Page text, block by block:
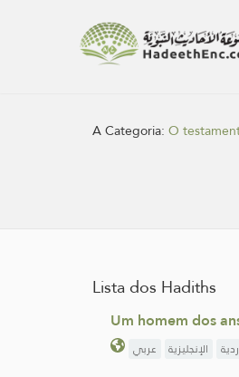
A Categoria:O
Lista dos Hadiths
Um homem dos
عربي الإنجليزية